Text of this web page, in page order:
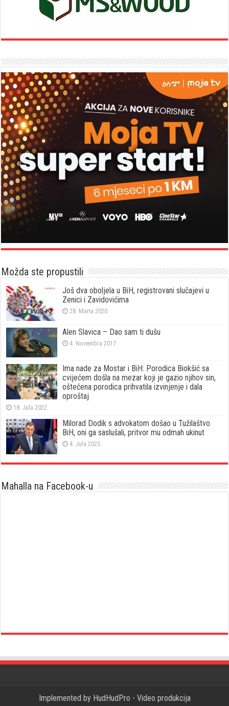
Možda ste propustili
Još dva oboljela u BiH, registrovani slučajevi u
Zenici i Zavidovićima
28. Marta 2020.
Alen Slavica – Dao sam ti dušu
4. Novembra 2017.
Ima nade za Mostar i BiH: Porodica Biokšić sa
cvijećem došla na mezar koji je gazio njihov sin,
oštećena porodica prihvatila izvinjenje i dala
oproštaj
18. Jula 2022.
Milorad Dodik s advokatom došao u Tužilaštvo
BiH, oni ga saslušali, pritvor mu odmah ukinut
4. Jula 2025.
Mahalla na Facebook-u
Implemented by HudHudPro - Video produkcija